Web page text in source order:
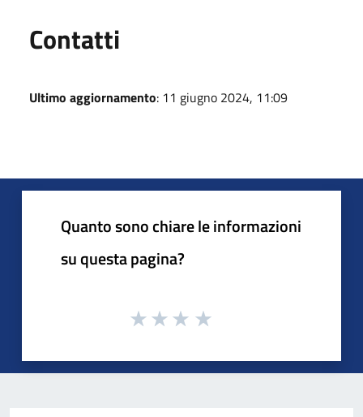
Contatti
Ultimo aggiornamento: 11 giugno 2024, 11:09
Quanto sono chiare le informazioni
su questa pagina?